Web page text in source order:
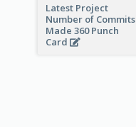
Latest Project
Number of Commits
Made 360 Punch
Card